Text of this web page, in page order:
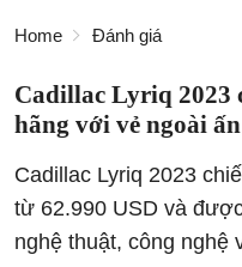
Home
Đánh giá
Cadillac Lyriq 2023
hãng với vẻ ngoài
Cadillac Lyriq 2023
từ 62.990 USD và
nghệ thuật, công nghệ